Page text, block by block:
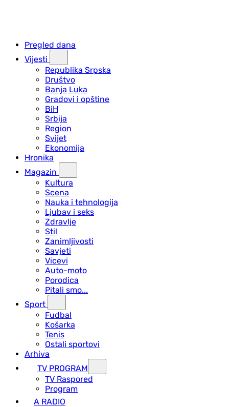
Pregled dana
Vijesti
Republika Srpska
Društvo
Banja Luka
Gradovi i opštine
BiH
Srbija
Region
Svijet
Ekonomija
Hronika
Magazin
Kultura
Scena
Nauka i tehnologija
Ljubav i seks
Zdravlje
Stil
Zanimljivosti
Savjeti
Vicevi
Auto-moto
Porodica
Pitali smo...
Sport
Fudbal
Košarka
Tenis
Ostali sportovi
Arhiva
TV PROGRAM
ТV Raspored
Program
A RADIO